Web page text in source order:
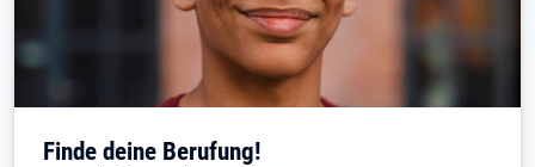
Finde deine Berufung!